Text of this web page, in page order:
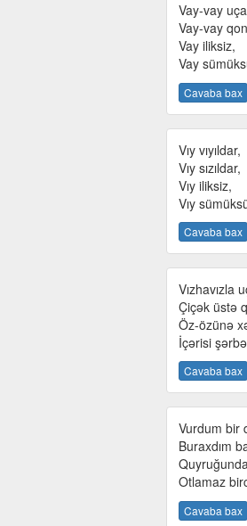
Vay-vay
Vay-vay
Vay iliksiz,
Vay
Cavaba bax
Vıy vıyıldar,
Vıy sızıldar,
Vıy iliksiz,
Vıy
Cavaba bax
Vızhavızla
Çiçək üstə
Öz-özünə
İçərisi
Cavaba bax
Vurdum bir
Buraxdım
Otlamaz
Cavaba bax